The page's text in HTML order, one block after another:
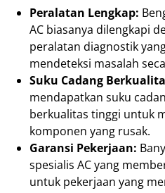
Peralatan Lengkap:
AC biasanya dilengkapi
peralatan diagnostik
mendeteksi masalah
Suku Cadang
mendapatkan suku
berkualitas tinggi untuk
komponen yang rusak.
Garansi Pekerjaan:
spesialis AC yang
untuk pekerjaan yang